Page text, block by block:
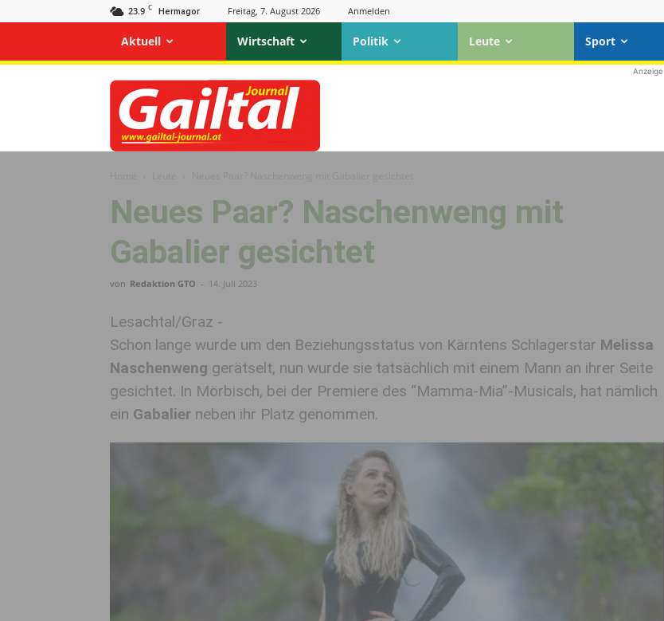
23.9 C Hermagor Freitag, 7. August 2026 Anmelden
Aktuell Wirtschaft Politik Leute Sport
Gailtal
Journal
Anzeige
Neues Paar? Naschenweng mit
Gabalier gesichtet
von Redaktion GTO - 14. Juli 2023
Lesachtal/Graz -
Schon lange wurde um den Beziehungsstatus von Kärntens Schlagerstar Melissa
Naschenweng gerätselt, nun wurde sie tatsächlich mit einem Mann an ihrer Seite
gesichtet. In Mörbisch, bei der Premiere des “Mamma-Mia”-Musicals, hat nämlich
ein Gabalier neben ihr Platz genommen.